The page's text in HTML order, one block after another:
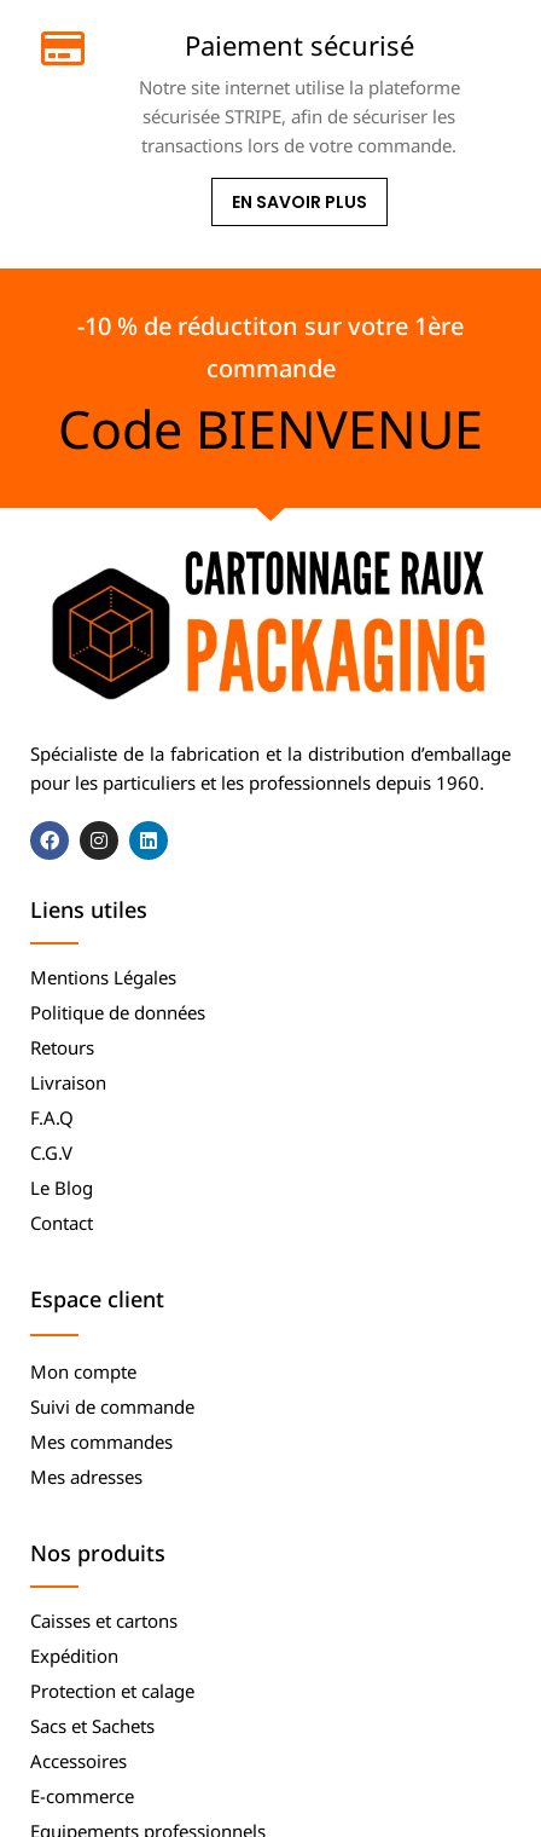
Paiement sécurisé
Notre site internet utilise la plateforme
sécurisée STRIPE, afin de sécuriser les
transactions lors de votre commande.
EN SAVOIR PLUS
-10 % de réductiton sur votre 1ère
commande
Code BIENVENUE
Spécialiste de la fabrication et la distribution d’emballage
pour les particuliers et les professionnels depuis 1960.
Liens utiles
Mentions Légales
Politique de données
Retours
Livraison
F.A.Q
C.G.V
Le Blog
Contact
Espace client
Mon compte
Suivi de commande
Mes commandes
Mes adresses
Nos produits
Caisses et cartons
Expédition
Protection et calage
Sacs et Sachets
Accessoires
E-commerce
Equipements professionnels